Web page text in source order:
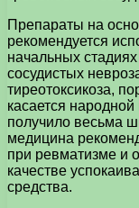
Препараты на
рекомендуется
начальных
сосудистых
тиреотоксикоза,
касается
получило весьма
медицина
при ревматизме и
качестве
средства.